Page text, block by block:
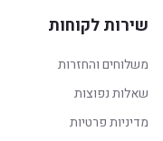
שירות לקוחות
משלוחים והחזרות
שאלות נפוצות
מדיניות פרטיות